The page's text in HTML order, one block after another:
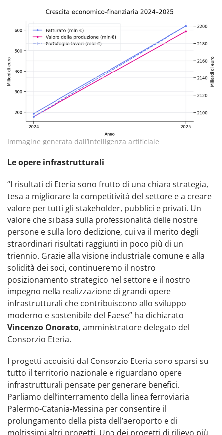
Immagine generata dall’intelligenza artificiale
Le opere infrastrutturali
“I risultati di Eteria sono frutto di una chiara strategia,
tesa a migliorare la competitività del settore e a creare
valore per tutti gli stakeholder, pubblici e privati. Un
valore che si basa sulla professionalità delle nostre
persone e sulla loro dedizione, cui va il merito degli
straordinari risultati raggiunti in poco più di un
triennio. Grazie alla visione industriale comune e alla
solidità dei soci, continueremo il nostro
posizionamento strategico nel settore e il nostro
impegno nella realizzazione di grandi opere
infrastrutturali che contribuiscono allo sviluppo
moderno e sostenibile del Paese” ha dichiarato
Vincenzo Onorato, amministratore delegato del
Consorzio Eteria.
I progetti acquisiti dal Consorzio Eteria sono sparsi su
tutto il territorio nazionale e riguardano opere
infrastrutturali pensate per generare benefici.
Parliamo dell’interramento della linea ferroviaria
Palermo-Catania-Messina per consentire il
prolungamento della pista dell’aeroporto e di
moltissimi altri progetti. Uno dei progetti di rilievo più